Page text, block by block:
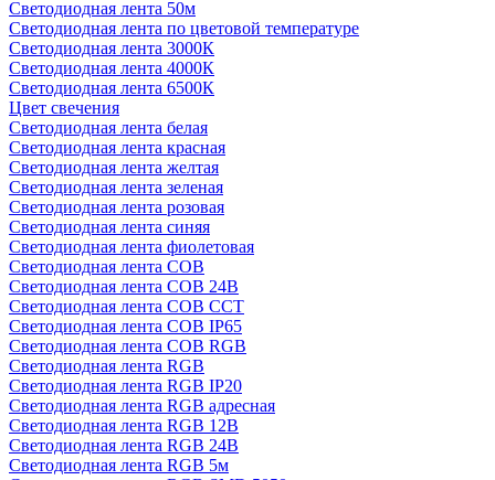
Светодиодная лента 50м
Светодиодная лента по цветовой температуре
Светодиодная лента 3000К
Светодиодная лента 4000К
Светодиодная лента 6500К
Цвет свечения
Светодиодная лента белая
Светодиодная лента красная
Светодиодная лента желтая
Светодиодная лента зеленая
Светодиодная лента розовая
Светодиодная лента синяя
Светодиодная лента фиолетовая
Светодиодная лента COB
Светодиодная лента COB 24В
Светодиодная лента COB CCT
Светодиодная лента COB IP65
Светодиодная лента COB RGB
Светодиодная лента RGB
Светодиодная лента RGB IP20
Светодиодная лента RGB адресная
Светодиодная лента RGB 12В
Светодиодная лента RGB 24В
Светодиодная лента RGB 5м